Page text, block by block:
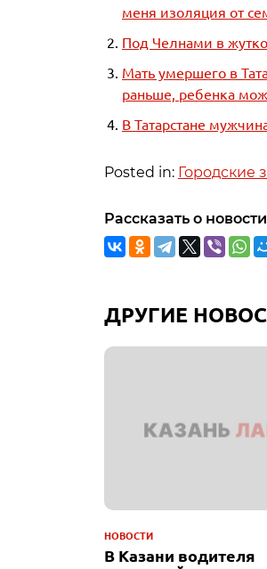
меня изоляция от
Под Челнами в
Мать умершего в
раньше, ребенка
В Татарстане
Posted in: Городские
Рассказать о новости
ДРУГИЕ
НОВОСТИ
В Казани водителя